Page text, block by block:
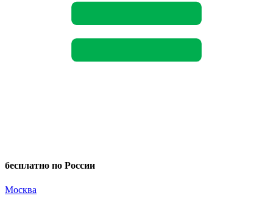
бесплатно по России
Москва